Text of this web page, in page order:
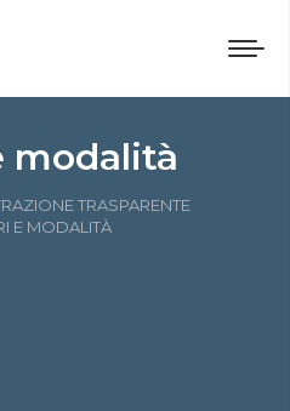
modalità
TRASPARENTE
E MODALITÀ